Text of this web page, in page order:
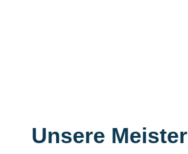
Unsere Meister